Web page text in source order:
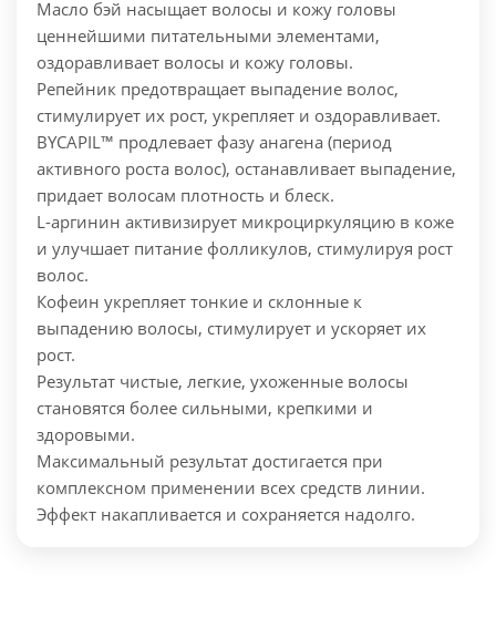
Масло бэй насыщает волосы и кожу головы
ценнейшими питательными элементами,
оздоравливает волосы и кожу головы.
Репейник предотвращает выпадение волос,
стимулирует их рост, укрепляет и оздоравливает.
BYCAPIL™ продлевает фазу анагена (период
активного роста волос), останавливает выпадение,
придает волосам плотность и блеск.
L-аргинин активизирует микроциркуляцию в коже
и улучшает питание фолликулов, стимулируя рост
волос.
Кофеин укрепляет тонкие и склонные к
выпадению волосы, стимулирует и ускоряет их
рост.
Результат чистые, легкие, ухоженные волосы
становятся более сильными, крепкими и
здоровыми.
Максимальный результат достигается при
комплексном применении всех средств линии.
Эффект накапливается и сохраняется надолго.